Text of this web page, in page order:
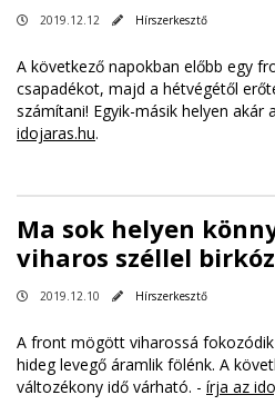
2019.12.12 Hírszerkesztő
A következő napokban előbb egy
csapadékot, majd a hétvégétől
számítani! Egyik-másik helyen akár
idojaras.hu.
Ma sok helyen
viharos széllel
2019.12.10 Hírszerkesztő
A front mögött viharossá fokozódik
hideg levegő áramlik fölénk. A
változékony idő várható. - írja az